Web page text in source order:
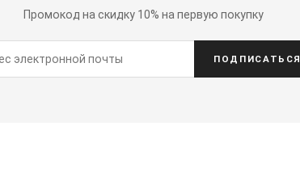
Промокод на скидку 10% на первую покупку
ПОДПИСАТЬСЯ